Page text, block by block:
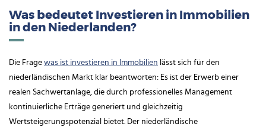
Was bedeutet Investieren in Immobilien
in den Niederlanden?
Die Frage was ist investieren in Immobilien lässt sich für den
niederländischen Markt klar beantworten: Es ist der Erwerb einer
realen Sachwertanlage, die durch professionelles Management
kontinuierliche Erträge generiert und gleichzeitig
Wertsteigerungspotenzial bietet. Der niederländische